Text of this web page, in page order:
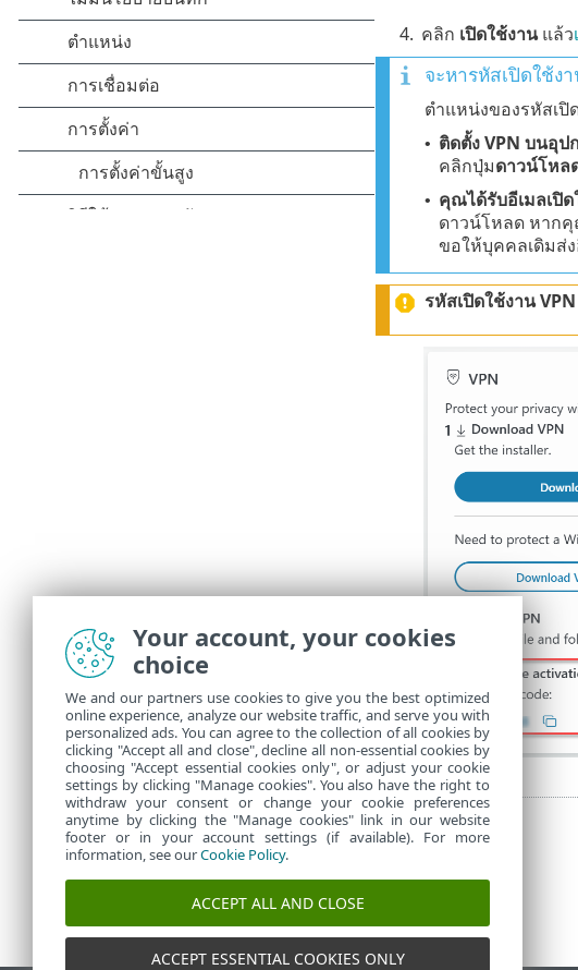
4. คลิก เปิดใช้งานแล้ว
จะหารหัสเปิดใช้
ตำแหน่งของรหัสเ
• ติดตั้ง VPN บนอุป
คลิกปุ่มดาวน์โหล
• คุณได้รับอีเมลเปิด
ดาวน์โหลด หาก
ขอให้บุคคลเดิมส่
รหัสเปิดใช้งาน VPN
Your account, your cookies
choice
We and our partners use cookies to give you the best optimized
online experience, analyze our website traffic, and serve you with
personalized ads. You can agree to the collection of all cookies by
clicking "Accept all and close", decline all non-essential cookies by
choosing "Accept essential cookies only", or adjust your cookie
settings by clicking "Manage cookies". You also have the right to
withdraw your consent or change your cookie preferences
anytime by clicking the "Manage cookies" link in our website
footer or in your account settings (if available). For more
information, see ourCookie Policy.
ACCEPT ALL AND CLOSE
ACCEPT ESSENTIAL COOKIES ONLY